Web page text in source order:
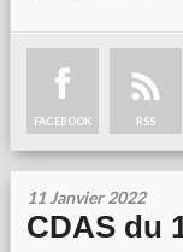
FACEBOOK RSS
11 Janvier 2022
CDAS du